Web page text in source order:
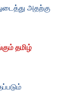
அதற்கு
தமிழ்